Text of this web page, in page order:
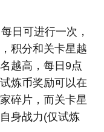
日可进行一次，
积分和关卡星越
越高，每日9点
炼币奖励可以在
碎片，而关卡星
身战力(仅试炼